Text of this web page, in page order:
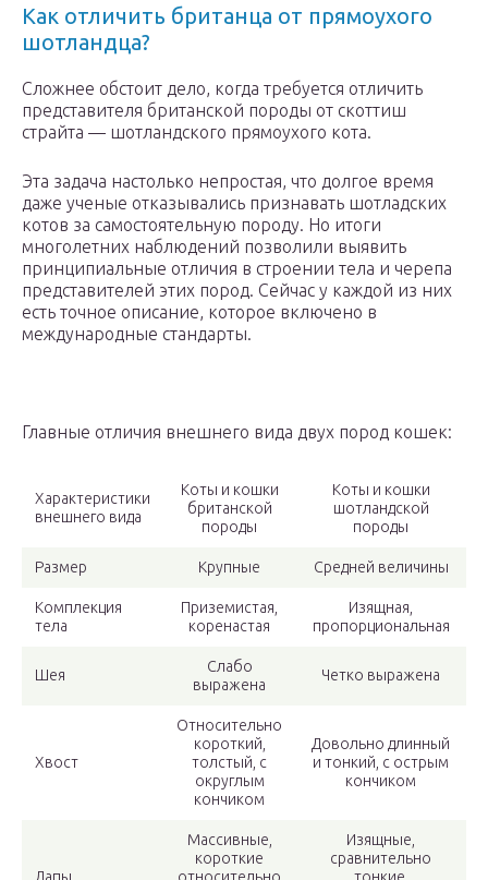
Как отличить британца от прямоухого
шотландца?
Сложнее обстоит дело, когда требуется отличить
представителя британской породы от скоттиш
страйта — шотландского прямоухого кота.
Эта задача настолько непростая, что долгое время
даже ученые отказывались признавать шотладских
котов за самостоятельную породу. Но итоги
многолетних наблюдений позволили выявить
принципиальные отличия в строении тела и черепа
представителей этих пород. Сейчас у каждой из них
есть точное описание, которое включено в
международные стандарты.
Главные отличия внешнего вида двух пород кошек:
Характеристики
внешнего вида
Коты и кошки
британской
породы
Коты и кошки
шотландской
породы
Размер Крупные Средней величины
Комплекция
тела
Приземистая,
коренастая
Изящная,
пропорциональная
Шея
Слабо
выражена
Четко выражена
Хвост
Относительно
короткий,
толстый, с
округлым
кончиком
Довольно длинный
и тонкий, с острым
кончиком
Массивные,
короткие
Изящные,
сравнительно